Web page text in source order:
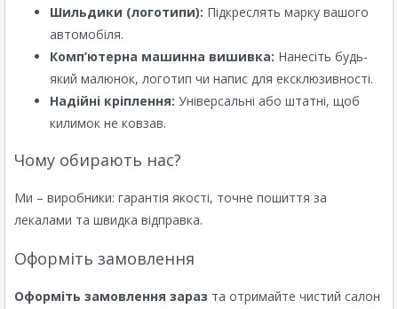
Шильдики (логотипи): Підкреслять марку вашого
автомобіля.
Комп’ютерна машинна вишивка: Нанесіть будь-
який малюнок, логотип чи напис для ексклюзивності.
Надійні кріплення: Універсальні або штатні, щоб
килимок не ковзав.
Чому обирають нас?
Ми – виробники: гарантія якості, точне пошиття за
лекалами та швидка відправка.
Оформіть замовлення
Оформіть замовлення зараз та отримайте чистий салон